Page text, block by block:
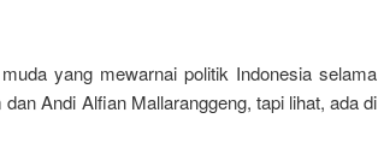
yang mewarnai politik Indonesia selama
Andi Alfian Mallaranggeng, tapi lihat, ada di